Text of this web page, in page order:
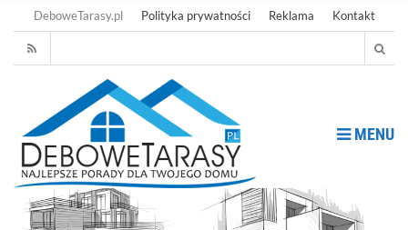
DeboweTarasy.pl Polityka prywatności Reklama Kontakt
MENU